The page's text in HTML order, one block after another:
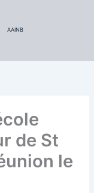
AAINB
de St
le